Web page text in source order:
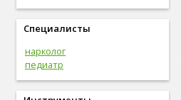
рот (7)
отбеливание зубов (7)
эндокринная система (7)
потенция (7)
Специалисты
нарколог
педиатр